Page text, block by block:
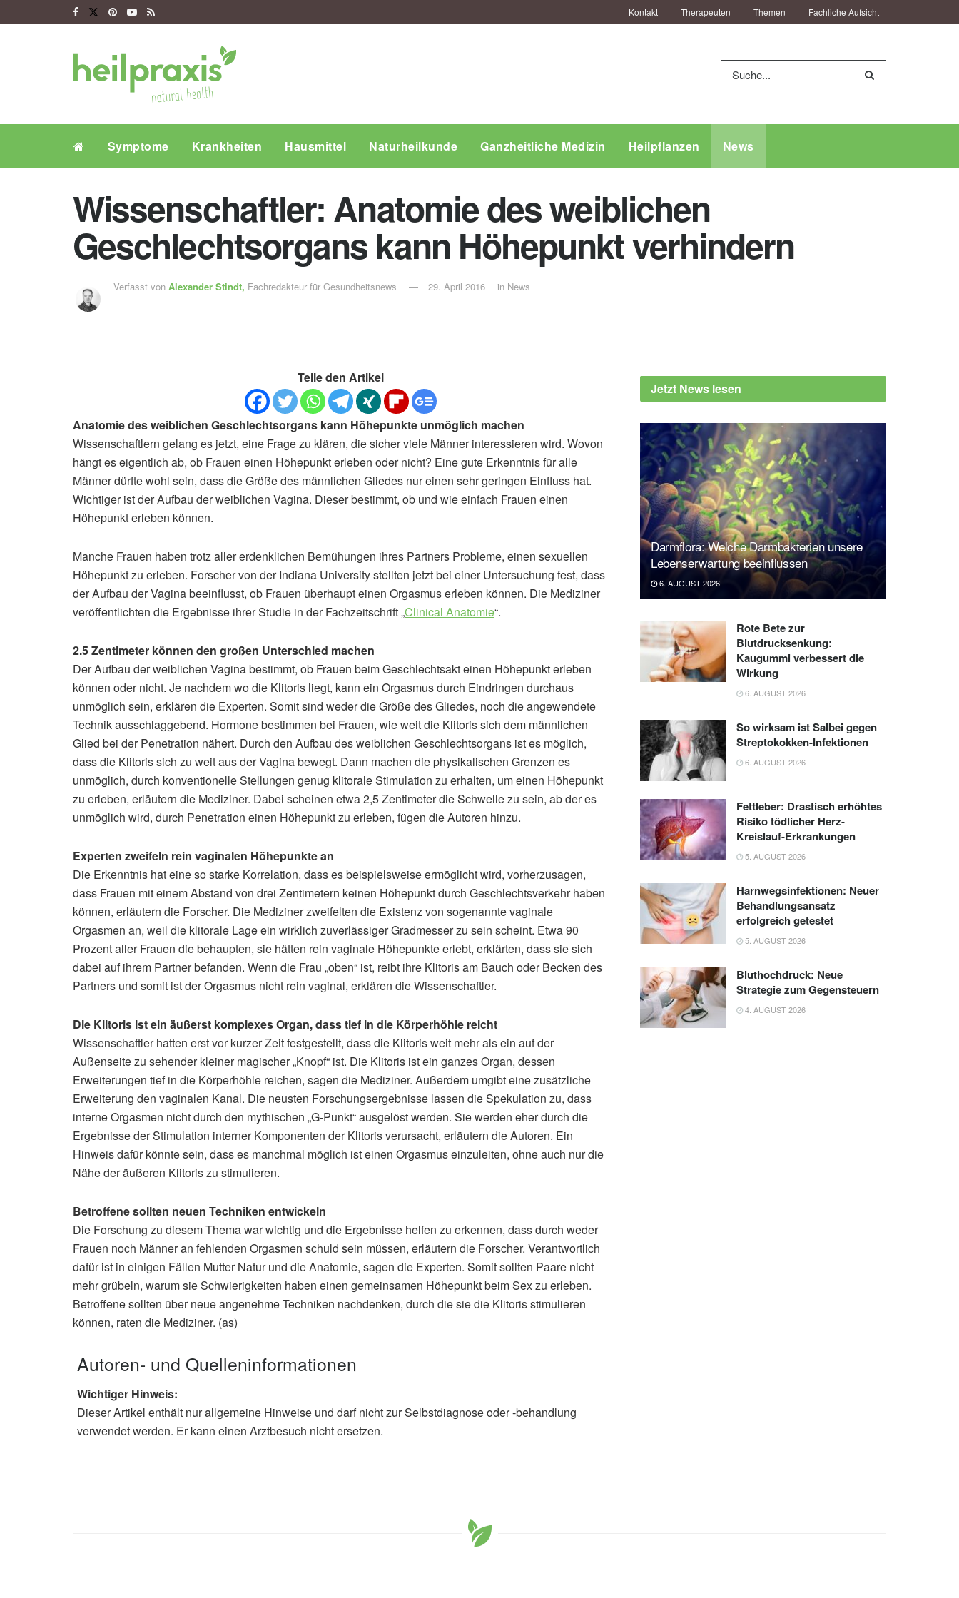
Kontakt Therapeuten Themen Fachliche Aufsicht
Symptome Krankheiten Hausmittel Naturheilkunde Ganzheitliche Medizin Heilpflanzen News
Wissenschaftler: Anatomie des weiblichen
Geschlechtsorgans kann Höhepunkt verhindern
Verfasst von Alexander Stindt, Fachredakteur für Gesundheitsnews 29. April 2016 in News
Teile den Artikel
Anatomie des weiblichen Geschlechtsorgans kann Höhepunkte unmöglich machen
Wissenschaftlern gelang es jetzt, eine Frage zu klären, die sicher viele Männer interessieren wird. Wovon
hängt es eigentlich ab, ob Frauen einen Höhepunkt erleben oder nicht? Eine gute Erkenntnis für alle
Männer dürfte wohl sein, dass die Größe des männlichen Gliedes nur einen sehr geringen Einfluss hat.
Wichtiger ist der Aufbau der weiblichen Vagina. Dieser bestimmt, ob und wie einfach Frauen einen
Höhepunkt erleben können.
Manche Frauen haben trotz aller erdenklichen Bemühungen ihres Partners Probleme, einen sexuellen
Höhepunkt zu erleben. Forscher von der Indiana University stellten jetzt bei einer Untersuchung fest, dass
der Aufbau der Vagina beeinflusst, ob Frauen überhaupt einen Orgasmus erleben können. Die Mediziner
veröffentlichten die Ergebnisse ihrer Studie in der Fachzeitschrift „Clinical Anatomie“.
2.5 Zentimeter können den großen Unterschied machen
Der Aufbau der weiblichen Vagina bestimmt, ob Frauen beim Geschlechtsakt einen Höhepunkt erleben
können oder nicht. Je nachdem wo die Klitoris liegt, kann ein Orgasmus durch Eindringen durchaus
unmöglich sein, erklären die Experten. Somit sind weder die Größe des Gliedes, noch die angewendete
Technik ausschlaggebend. Hormone bestimmen bei Frauen, wie weit die Klitoris sich dem männlichen
Glied bei der Penetration nähert. Durch den Aufbau des weiblichen Geschlechtsorgans ist es möglich,
dass die Klitoris sich zu weit aus der Vagina bewegt. Dann machen die physikalischen Grenzen es
unmöglich, durch konventionelle Stellungen genug klitorale Stimulation zu erhalten, um einen Höhepunkt
zu erleben, erläutern die Mediziner. Dabei scheinen etwa 2,5 Zentimeter die Schwelle zu sein, ab der es
unmöglich wird, durch Penetration einen Höhepunkt zu erleben, fügen die Autoren hinzu.
Experten zweifeln rein vaginalen Höhepunkte an
Die Erkenntnis hat eine so starke Korrelation, dass es beispielsweise ermöglicht wird, vorherzusagen,
dass Frauen mit einem Abstand von drei Zentimetern keinen Höhepunkt durch Geschlechtsverkehr haben
können, erläutern die Forscher. Die Mediziner zweifelten die Existenz von sogenannte vaginale
Orgasmen an, weil die klitorale Lage ein wirklich zuverlässiger Gradmesser zu sein scheint. Etwa 90
Prozent aller Frauen die behaupten, sie hätten rein vaginale Höhepunkte erlebt, erklärten, dass sie sich
dabei auf ihrem Partner befanden. Wenn die Frau „oben“ ist, reibt ihre Klitoris am Bauch oder Becken des
Partners und somit ist der Orgasmus nicht rein vaginal, erklären die Wissenschaftler.
Die Klitoris ist ein äußerst komplexes Organ, dass tief in die Körperhöhle reicht
Wissenschaftler hatten erst vor kurzer Zeit festgestellt, dass die Klitoris weit mehr als ein auf der
Außenseite zu sehender kleiner magischer „Knopf“ ist. Die Klitoris ist ein ganzes Organ, dessen
Erweiterungen tief in die Körperhöhle reichen, sagen die Mediziner. Außerdem umgibt eine zusätzliche
Erweiterung den vaginalen Kanal. Die neusten Forschungsergebnisse lassen die Spekulation zu, dass
interne Orgasmen nicht durch den mythischen „G-Punkt“ ausgelöst werden. Sie werden eher durch die
Ergebnisse der Stimulation interner Komponenten der Klitoris verursacht, erläutern die Autoren. Ein
Hinweis dafür könnte sein, dass es manchmal möglich ist einen Orgasmus einzuleiten, ohne auch nur die
Nähe der äußeren Klitoris zu stimulieren.
Betroffene sollten neuen Techniken entwickeln
Die Forschung zu diesem Thema war wichtig und die Ergebnisse helfen zu erkennen, dass durch weder
Frauen noch Männer an fehlenden Orgasmen schuld sein müssen, erläutern die Forscher. Verantwortlich
dafür ist in einigen Fällen Mutter Natur und die Anatomie, sagen die Experten. Somit sollten Paare nicht
mehr grübeln, warum sie Schwierigkeiten haben einen gemeinsamen Höhepunkt beim Sex zu erleben.
Betroffene sollten über neue angenehme Techniken nachdenken, durch die sie die Klitoris stimulieren
können, raten die Mediziner. (as)
Autoren- und Quelleninformationen
Wichtiger Hinweis:
Dieser Artikel enthält nur allgemeine Hinweise und darf nicht zur Selbstdiagnose oder -behandlung
verwendet werden. Er kann einen Arztbesuch nicht ersetzen.
Jetzt News lesen
Darmflora: Welche Darmbakterien unsere
Lebenserwartung beeinflussen
6. AUGUST 2026
Rote Bete zur
Blutdrucksenkung:
Kaugummi verbessert die
Wirkung
6. AUGUST 2026
So wirksam ist Salbei gegen
Streptokokken-Infektionen
6. AUGUST 2026
Fettleber: Drastisch erhöhtes
Risiko tödlicher Herz-
Kreislauf-Erkrankungen
5. AUGUST 2026
Harnwegsinfektionen: Neuer
Behandlungsansatz
erfolgreich getestet
5. AUGUST 2026
Bluthochdruck: Neue
Strategie zum Gegensteuern
4. AUGUST 2026